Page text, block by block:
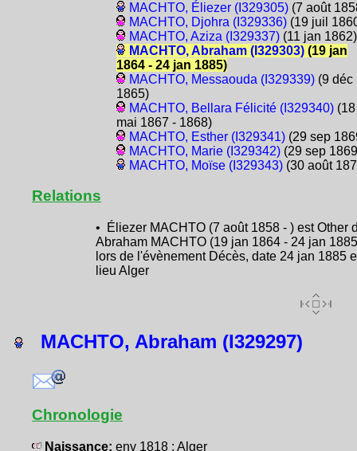
MACHTO, Éliezer (I329305)(7 août
MACHTO, Djohra (I329336)(19 juil
MACHTO, Aziza (I329337)(11 jan 1862)
MACHTO, Abraham (I329303)(19 jan
1864 - 24 jan 1885)
MACHTO, Messaouda (I329339)(9 déc
1865)
MACHTO, Bellara Félicité (I329340)(18
mai 1867 - 1868)
MACHTO, Esther (I329341)(29 sep
MACHTO, Marie (I329342)(29 sep
MACHTO, Moïse (I329343)(30 août
Relations
• Éliezer MACHTO (7 août 1858 - ) est Other
Abraham MACHTO (19 jan 1864 - 24 jan
lors de l'évènement Décès, date 24 jan 1885
lieu Alger
MACHTO, Abraham (I329297)
Chronologie
Naissance: env 1818 : Alger